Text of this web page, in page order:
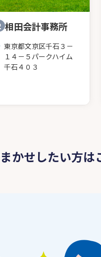
相田会計事務所
東京都文京区千石３－
１４－５パークハイム
千石４０３
かせしたい方は